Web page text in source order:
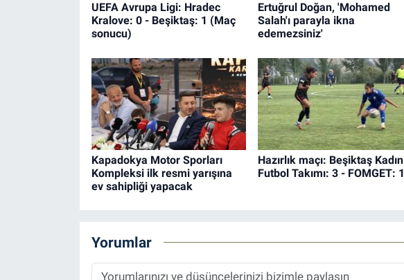
UEFA Avrupa Ligi: Hradec
Kralove: 0 - Beşiktaş: 1 (Maç
sonucu)
Ertuğrul Doğan, 'Mohamed
Salah'ı parayla ikna
edemezsiniz'
Kapadokya Motor Sporları
Kompleksi ilk resmi yarışına
ev sahipliği yapacak
Hazırlık maçı: Beşiktaş Kadın
Futbol Takımı: 3 - FOMGET: 1
Yorumlar